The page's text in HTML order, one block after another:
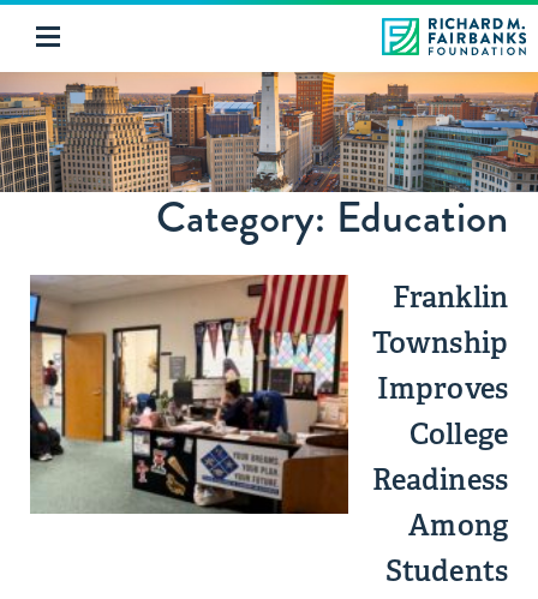
Category: Education
Franklin
Township
Improves
College
Readiness
Among
Students